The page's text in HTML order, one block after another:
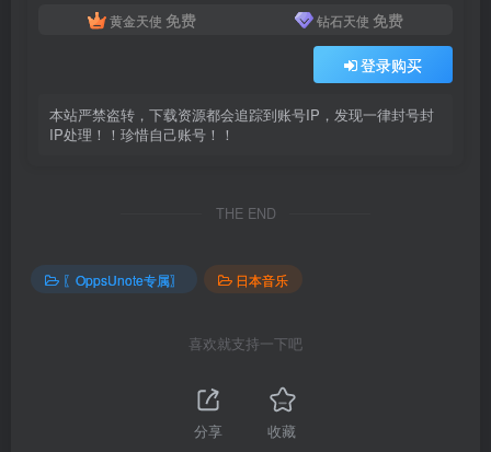
黄金天使 免费 钻石天使 免费
登录购买
本站严禁盗转，下载资源都会追踪到账号IP，发现一律封号封
IP处理！！珍惜自己账号！！
THE END
〖OppsUnote专属〗 日本音乐
喜欢就支持一下吧
分享 收藏